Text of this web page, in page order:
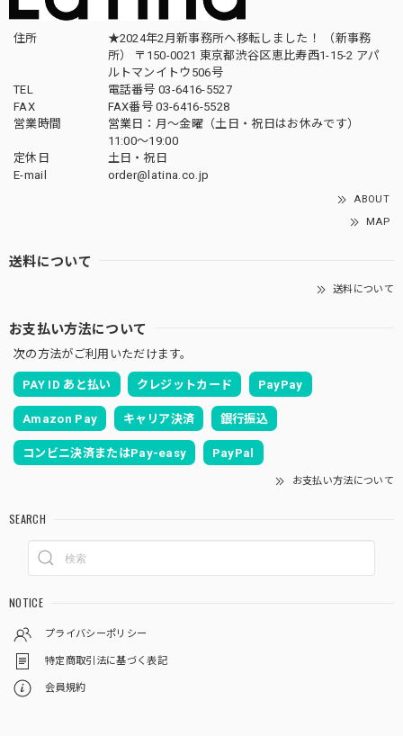
住所
★2024年2月新事務所へ移転しました！ （新事務
所） 〒150-0021 東京都渋谷区恵比寿西1-15-2 アパ
ルトマンイトウ506号
TEL
電話番号 03-6416-5527
FAX
FAX番号 03-6416-5528
営業時間
営業日：月〜金曜（土日・祝日はお休みです）
11:00〜19:00
定休日
土日・祝日
E-mail
order@latina.co.jp
ABOUT
MAP
送料について
送料について
お支払い方法について
次の方法がご利用いただけます。
PAY ID あと払い クレジットカード PayPay
Amazon Pay キャリア決済 銀行振込
コンビニ決済またはPay-easy PayPal
お支払い方法について
SEARCH
NOTICE
プライバシーポリシー
特定商取引法に基づく表記
会員規約